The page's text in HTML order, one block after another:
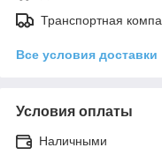
Транспортная
Все условия доставки
Условия оплаты
Наличными